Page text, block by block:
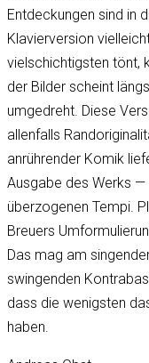
Entdeckungen sind in
Klavierversion
vielschichtigsten tönt,
der Bilder scheint
umgedreht. Diese
allenfalls
anrührender Komik
Ausgabe des Werks —
überzogenen Tempi.
Breuers
Das mag am
swingenden
dass die wenigsten
haben.